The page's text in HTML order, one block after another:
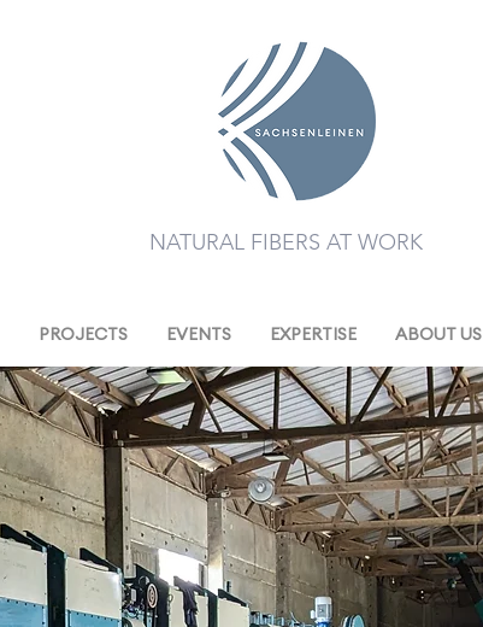
NATURAL FIBERS AT WORK
PROJECTS EVENTS EXPERTISE ABOUT US